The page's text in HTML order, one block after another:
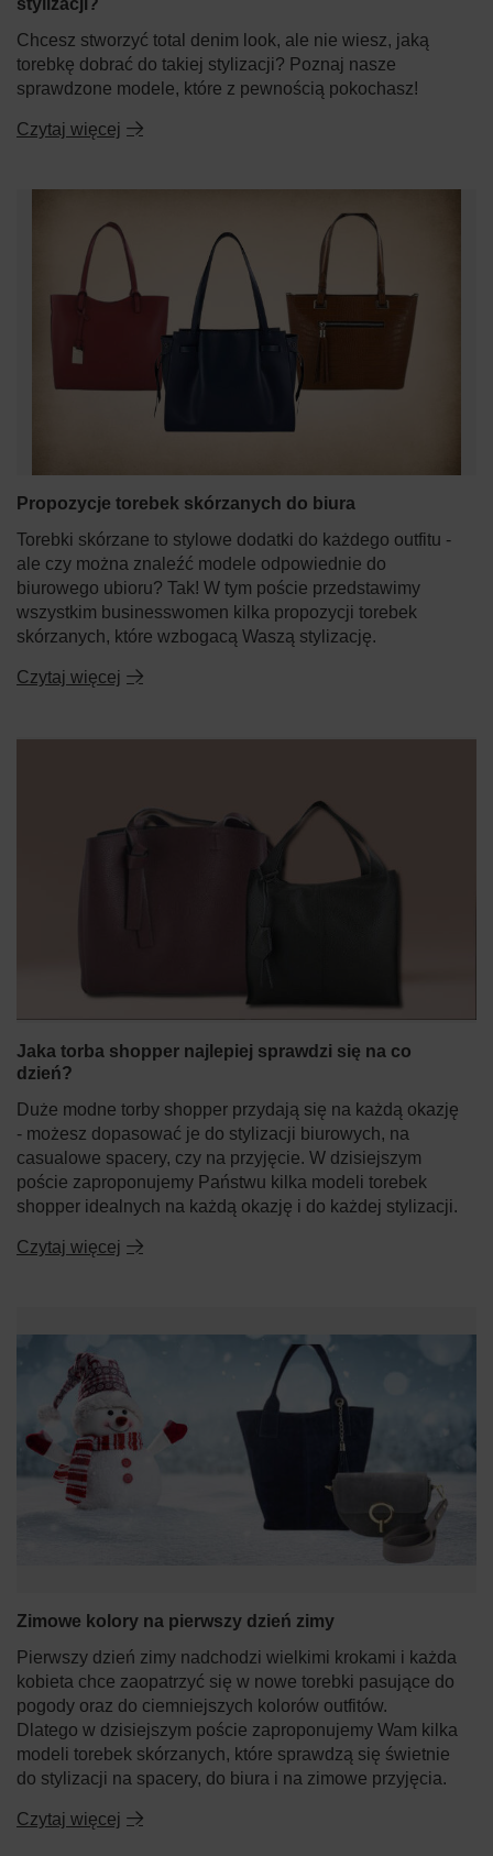
Chcesz stworzyć total denim look, ale nie wiesz, jaką
torebkę dobrać do takiej stylizacji? Poznaj nasze
sprawdzone modele, które z pewnością pokochasz!
Czytaj więcej
Propozycje torebek skórzanych do biura
Torebki skórzane to stylowe dodatki do każdego outfitu -
ale czy można znaleźć modele odpowiednie do
biurowego ubioru? Tak! W tym poście przedstawimy
wszystkim businesswomen kilka propozycji torebek
skórzanych, które wzbogacą Waszą stylizację.
Czytaj więcej
Jaka torba shopper najlepiej sprawdzi się na co
dzień?
Duże modne torby shopper przydają się na każdą okazję
- możesz dopasować je do stylizacji biurowych, na
casualowe spacery, czy na przyjęcie. W dzisiejszym
poście zaproponujemy Państwu kilka modeli torebek
shopper idealnych na każdą okazję i do każdej stylizacji.
Czytaj więcej
Zimowe kolory na pierwszy dzień zimy
Pierwszy dzień zimy nadchodzi wielkimi krokami i każda
kobieta chce zaopatrzyć się w nowe torebki pasujące do
pogody oraz do ciemniejszych kolorów outfitów.
Dlatego w dzisiejszym poście zaproponujemy Wam kilka
modeli torebek skórzanych, które sprawdzą się świetnie
do stylizacji na spacery, do biura i na zimowe przyjęcia.
Czytaj więcej